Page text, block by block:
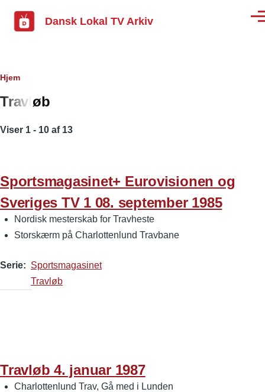
Dansk Lokal TV Arkiv
Brødkrumme
Hjem
Travløb
Viser 1 - 10 af 13
Sportsmagasinet+ Eurovisionen og
Sveriges TV 1 08. september 1985
Nordisk mesterskab for Travheste
Storskærm på Charlottenlund Travbane
Serie
Sportsmagasinet
Travløb
Travløb 4. januar 1987
Charlottenlund Trav, Gå med i Lunden